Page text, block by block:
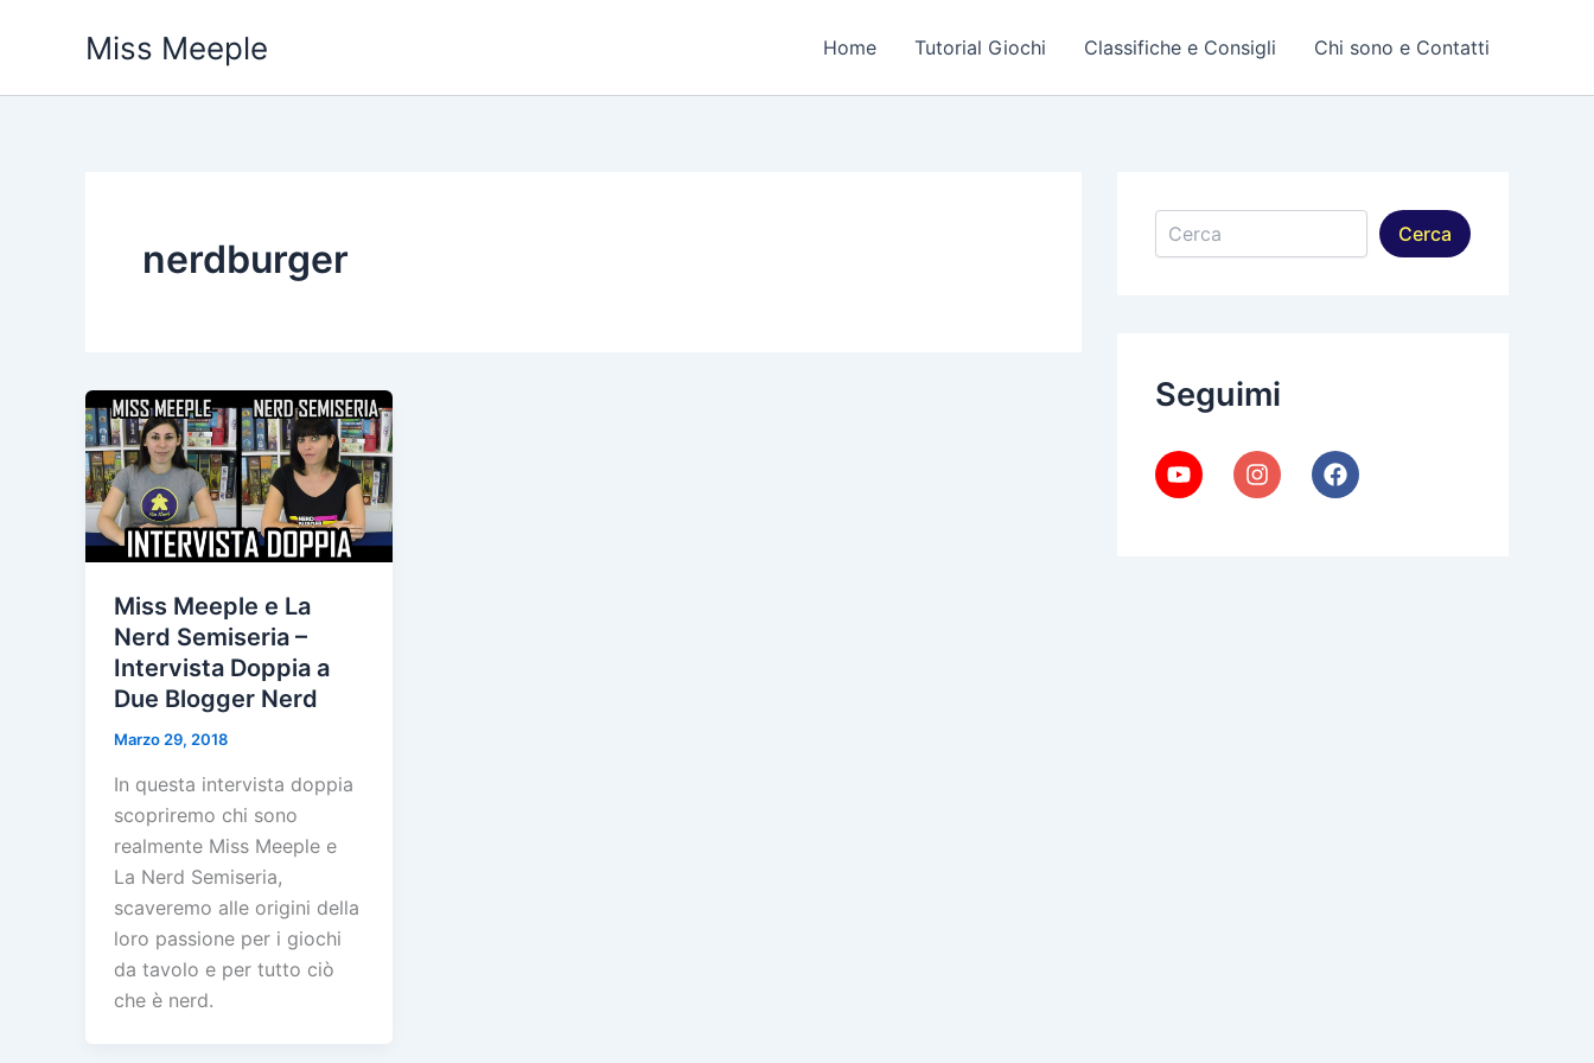
Miss Meeple Home Tutorial Giochi Classifiche e Consigli Chi sono e Contatti
nerdburger
Miss Meeple e La
Nerd Semiseria –
Intervista Doppia a
Due Blogger Nerd
Marzo 29, 2018
In questa intervista doppia
scopriremo chi sono
realmente Miss Meeple e
La Nerd Semiseria,
scaveremo alle origini della
loro passione per i giochi
da tavolo e per tutto ciò
che è nerd.
Cerca
Cerca
Seguimi